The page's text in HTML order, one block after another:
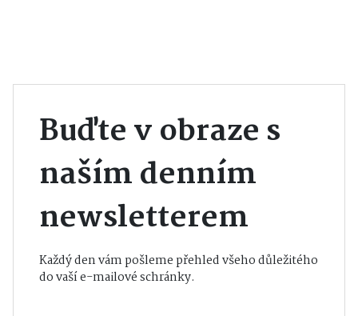
Buďte v obraze s
naším denním
newsletterem
Každý den vám pošleme přehled všeho důležitého
do vaší e-mailové schránky.